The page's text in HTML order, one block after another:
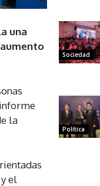
una
la
el
Sociedad
Política